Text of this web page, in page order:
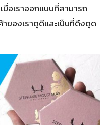
มื่อเราออกแบบที่สามารถ
ของเราดูดีและเป็นที่ดึงดูด